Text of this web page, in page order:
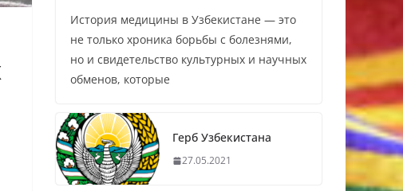
История медицины в Узбекистане — это
не только хроника борьбы с болезнями,
но и свидетельство культурных и научных
обменов, которые
Герб Узбекистана
27.05.2021